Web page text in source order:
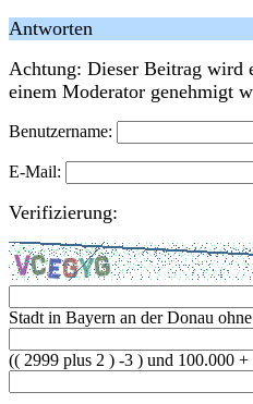
Antworten
Achtung: Dieser Beitrag wird
einem Moderator genehmigt
Benutzername:
E-Mail:
Verifizierung:
Stadt in Bayern an der Donau
(( 2999 plus 2 ) -3 ) und 100.000 +